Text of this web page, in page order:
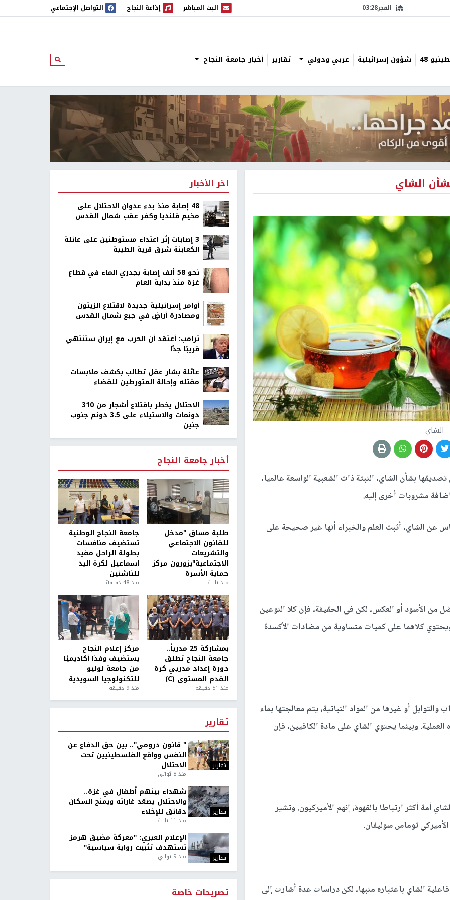
الفجر03:28 البث المباشر
البث المباشر إذاعة النجاح
إذاعة النجاح التواصل الإجتماعي
48 شؤون إسرائيلية عربي ودولي تقارير أخبار جامعة النجاح ابحث
الشاي
بشأن الشاي، النبتة ذات الشعبية الواسعة عالميا،
مشروبات أخرى إليه.
من الناس عن الشاي، أثبت العلم والخبراء أنها غير صحيحة على
من الأسود أو العكس، لكن في الحقيقة، فإن كلا النوعين
كلاهما على كميات متساوية من مضادات الأكسدة
أو غيرها من المواد النباتية، يتم معالجتها بماء
وبينما يحتوي الشاي على مادة الكافيين، فإن
أمة أكثر ارتباطا بالقهوة، إنهم الأميركيون. وتشير
توماس سوليفان.
الشاي باعتباره منبها، لكن دراسات عدة أشارت إلى
اخر الأخبار
48 إصابة منذ بدء عدوان الاحتلال على
مخيم قلنديا وكفر عقب شمال القدس
‏3 إصابات إثر اعتداء مستوطنين على عائلة
الكعابنة شرق قرية الطيبة
نحو 58 ألف إصابة بجدري الماء في قطاع
غزة منذ بداية العام
أوامر إسرائيلية جديدة لاقتلاع الزيتون
ومصادرة أراضٍ في جبع شمال القدس
ترامب: أعتقد أن الحرب مع إيران ستنتهي
قريبًا جدًا
عائلة بشار عقل تطالب بكشف ملابسات
مقتله وإحالة المتورطين للقضاء
الاحتلال يخطر باقتلاع أشجار من 310
دونمات والاستيلاء على 3.5 دونم جنوب
جنين
أخبار جامعة النجاح
طلبة مساق "مدخل
للقانون الاجتماعي
والتشريعات
الاجتماعية"يزورون مركز
حماية الأسرة
منذ ثانية
جامعة النجاح الوطنية
تستضيف منافسات
بطولة الراحل مفيد
اسماعيل لكرة اليد
للناشئين
منذ 48 دقيقة
بمشاركة 25 مدرباً..
جامعة النجاح تطلق
دورة إعداد مدربي كرة
القدم المستوى (C)
منذ 51 دقيقة
مركز إعلام النجاح
يستضيف وفدًا أكاديميًا
من جامعة لوليو
للتكنولوجيا السويدية
منذ 9 دقيقة
تقارير
تقارير
" قانون درومي".. بين حق الدفاع عن
النفس وواقع الفلسطينيين تحت
الاحتلال
منذ 8 ثواني
تقارير
شهداء بينهم أطفال في غزة..
والاحتلال يصعّد غاراته ويمنح السكان
دقائق للإخلاء
منذ 11 ثانية
تقارير
الإعلام العبري: "معركة مضيق هرمز
تستهدف تثبيت رواية سياسية"
منذ 9 ثواني
تصريحات خاصة